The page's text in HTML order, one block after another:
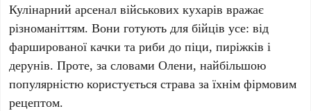
Кулінарний арсенал військових кухарів вражає
різноманіттям. Вони готують для бійців усе: від
фаршированої качки та риби до піци, пиріжків і
дерунів. Проте, за словами Олени, найбільшою
популярністю користується страва за їхнім фірмовим
рецептом.